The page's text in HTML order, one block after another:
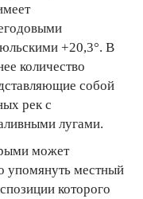
+20,3°. В
количество
собой
рек с
лугами.
может
упомянуть местный
которого